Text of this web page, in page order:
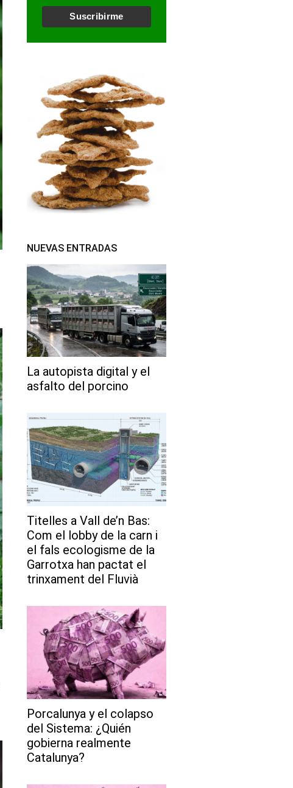
Suscribirme
NUEVAS ENTRADAS
La autopista digital y el
asfalto del porcino
Titelles a Vall de’n Bas:
Com el lobby de la carn i
el fals ecologisme de la
Garrotxa han pactat el
trinxament del Fluvià
Porcalunya y el colapso
del Sistema: ¿Quién
gobierna realmente
Catalunya?